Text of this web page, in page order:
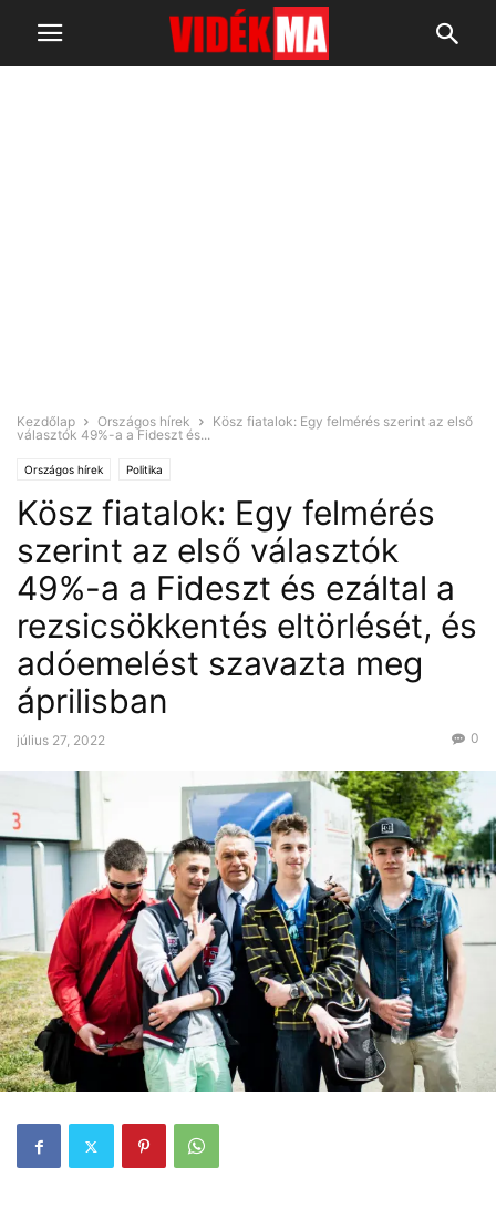
Kezdőlap Országos hírek
Kösz fiatalok: Egy felmérés szerint az első
választók 49%-a a Fideszt és...
Országos hírek Politika
Kösz fiatalok: Egy felmérés
szerint az első választók
49%-a a Fideszt és ezáltal a
rezsicsökkentés eltörlését, és
adóemelést szavazta meg
áprilisban
július 27, 2022 0